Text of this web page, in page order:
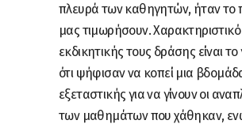
πλευρά των καθηγητών, ήταν το
μας τιμωρήσουν.
εκδικητικής τους δράσης είναι το
ότι ψήφισαν να κοπεί μια
εξεταστικής για να γίνουν οι
των μαθημάτων που χάθηκαν,